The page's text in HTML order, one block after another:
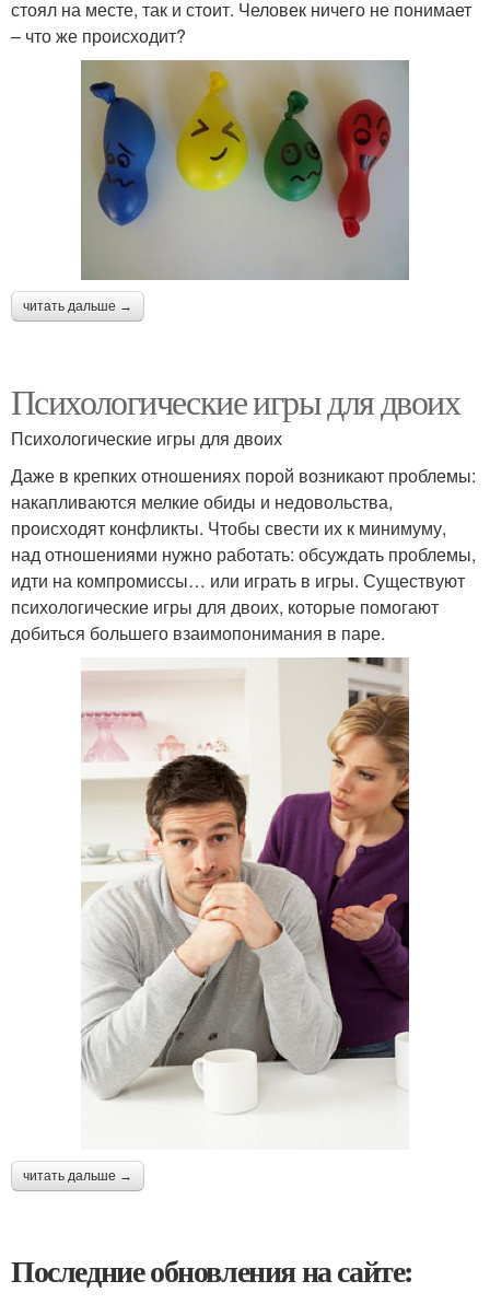
стоял на месте, так и стоит. Человек ничего не понимает
– что же происходит?
читать дальше →
Психологические игры для двоих
Психологические игры для двоих
Даже в крепких отношениях порой возникают проблемы:
накапливаются мелкие обиды и недовольства,
происходят конфликты. Чтобы свести их к минимуму,
над отношениями нужно работать: обсуждать проблемы,
идти на компромиссы… или играть в игры. Существуют
психологические игры для двоих, которые помогают
добиться большего взаимопонимания в паре.
читать дальше →
Последние обновления на сайте: